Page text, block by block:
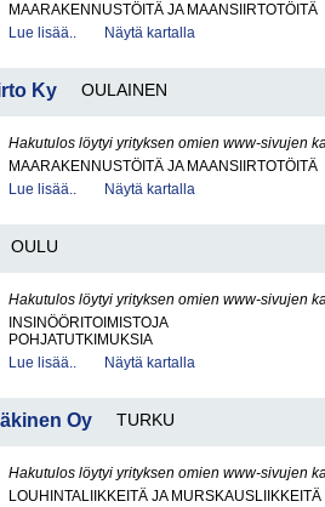
MAARAKENNUSTÖITÄ JA MAANSIIRTOTÖITÄ
Lue lisää..
Näytä kartalla
Ky OULAINEN
Hakutulos löytyi yrityksen omien www-sivujen
MAARAKENNUSTÖITÄ JA MAANSIIRTOTÖITÄ
Lue lisää..
Näytä kartalla
OULU
Hakutulos löytyi yrityksen omien www-sivujen
INSINÖÖRITOIMISTOJA
POHJATUTKIMUKSIA
Lue lisää..
Näytä kartalla
Oy TURKU
Hakutulos löytyi yrityksen omien www-sivujen
LOUHINTALIIKKEITÄ JA MURSKAUSLIIKKEITÄ